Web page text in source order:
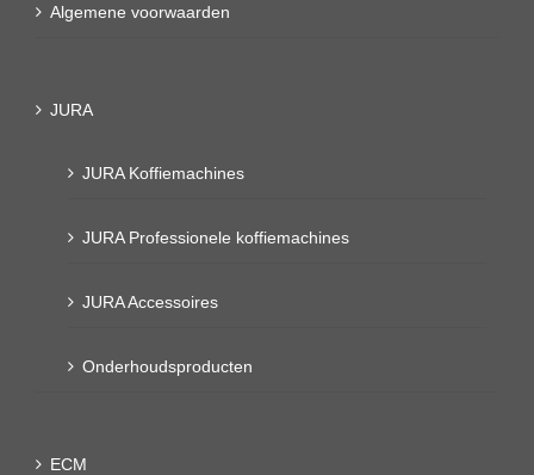
Algemene voorwaarden
JURA
JURA Koffiemachines
JURA Professionele koffiemachines
JURA Accessoires
Onderhoudsproducten
ECM